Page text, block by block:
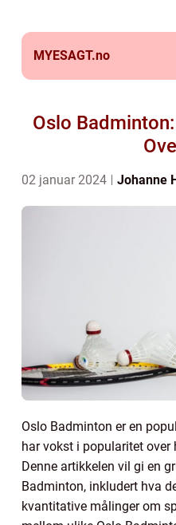
MYESAGT.no
Oslo
02 januar 2024 Johanne
Oslo Badminton er en
har vokst i popularitet over
Denne artikkelen vil gi en
Badminton, inkludert hva
kvantitative målinger om